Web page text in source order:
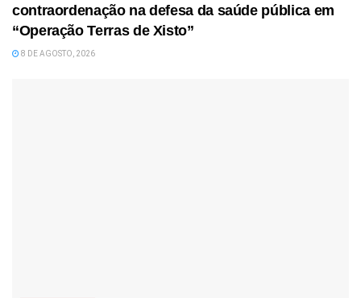
contraordenação na defesa da saúde pública em
“Operação Terras de Xisto”
8 DE AGOSTO, 2026